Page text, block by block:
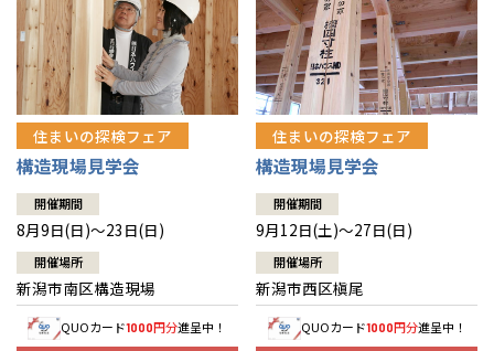
住まいの探検フェア
構造現場見学会
開催期間
8月9日(日)～23日(日)
開催場所
新潟市南区構造現場
QUOカード1000円分進呈中！
住まいの探検フェア
構造現場見学会
開催期間
9月12日(土)～27日(日)
開催場所
新潟市西区槇尾
QUOカード1000円分進呈中！